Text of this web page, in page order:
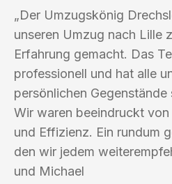
„Der Umzugskönig
unseren Umzug nach Lille
Erfahrung gemacht. Das
professionell und hat alle
persönlichen
Wir waren beeindruckt
und Effizienz. Ein rundum
den wir jedem
und Michael